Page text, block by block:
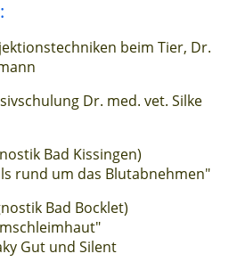
:
beim Tier, Dr.
Dr. med. vet. Silke
Bad Kissingen)
rund um das Blutabnehmen"
Bad Bocklet)
Gut und Silent